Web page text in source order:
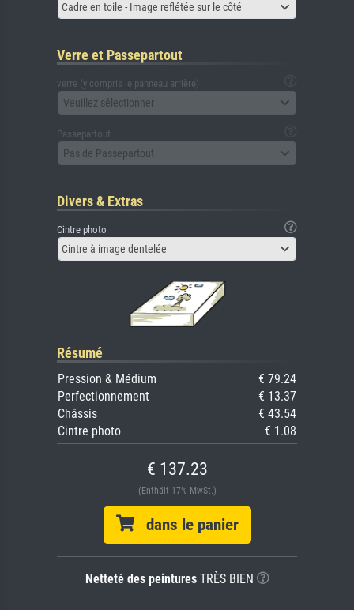
Cadre en toile - Image reflétée sur le côté
Verre et Passepartout
verre (y compris le panneau arrière)
Veuillez sélectionner
Passepartout
Pas de Passepartout
Divers & Extras
Cintre photo
Cintre à image dentelée
Résumé
Pression & Médium
€ 79.24
Perfectionnement
€ 13.37
Châssis
€ 43.54
Cintre photo
€ 1.08
€ 137.23
(Enthält 17% MwSt.)
dans le panier
Netteté des peinturesTRÈS BIEN